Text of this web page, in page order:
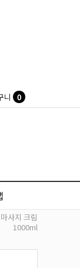
니 0
사지 크림
1000ml